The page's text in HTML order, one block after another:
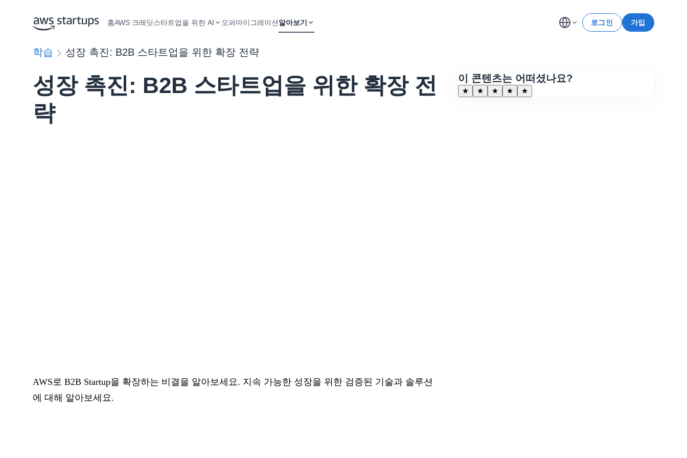
홈AWS 크레딧스타트업을 위한 AI 오퍼마이그레이션알아보기 로그인 가입
학습 성장 촉진: B2B 스타트업을 위한 확장 전략
성장 촉진: B2B 스타트업을 위한 확장 전
략
AWS로 B2B Startup을 확장하는 비결을 알아보세요. 지속 가능한 성장을 위한 검증된 기술과 솔루션
에 대해 알아보세요.
이 콘텐츠는 어떠셨나요?
★ ★ ★ ★ ★